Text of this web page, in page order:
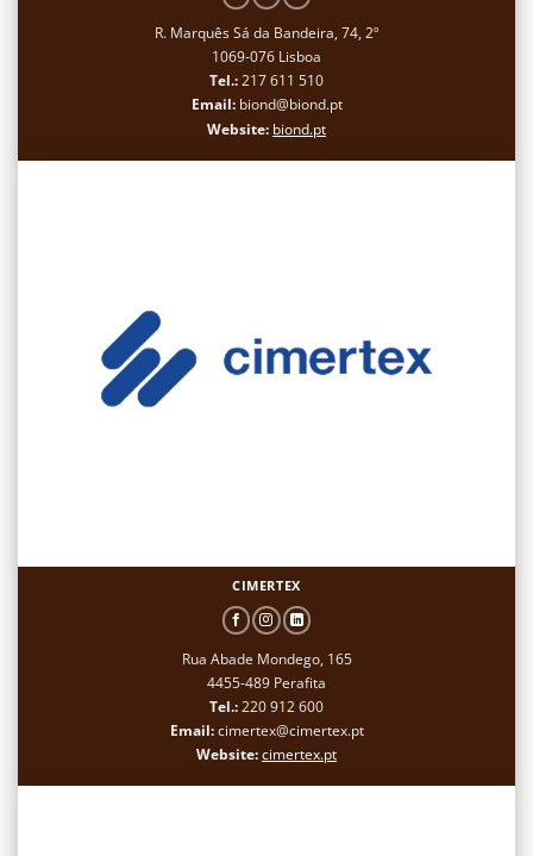
R. Marquês Sá da Bandeira, 74, 2º
1069-076 Lisboa
Tel.:217 611 510
Email: biond@biond.pt
Website: biond.pt
CIMERTEX
Rua Abade Mondego, 165
4455-489 Perafita
Tel.:220 912 600
Email:cimertex@cimertex.pt
Website:cimertex.pt